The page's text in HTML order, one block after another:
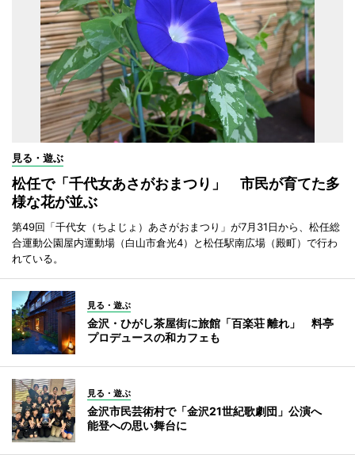
見る・遊ぶ
松任で「千代女あさがおまつり」 市民が育てた多
様な花が並ぶ
第49回「千代女（ちよじょ）あさがおまつり」が7月31日から、松任総
合運動公園屋内運動場（白山市倉光4）と松任駅南広場（殿町）で行わ
れている。
見る・遊ぶ
金沢・ひがし茶屋街に旅館「百楽荘 離れ」 料亭
プロデュースの和カフェも
見る・遊ぶ
金沢市民芸術村で「金沢21世紀歌劇団」公演へ
能登への思い舞台に